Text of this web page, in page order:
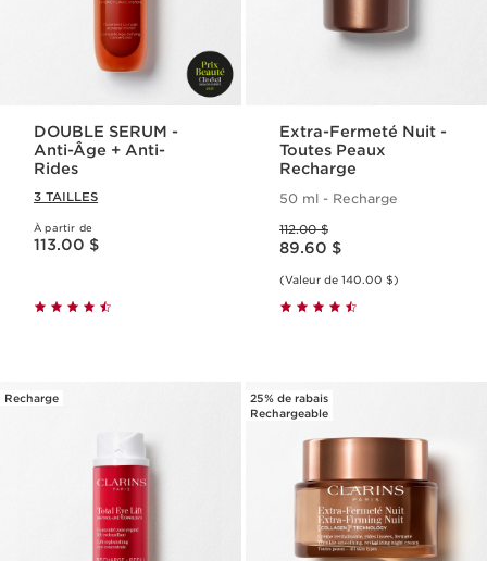
DOUBLE SERUM -
Anti-Âge + Anti-
Rides
3 TAILLES
À partir de
Nouveau prix 113.00 $
113.00 $
Extra-Fermeté Nuit -
Toutes Peaux
Recharge
50 ml - Recharge
112.00 $
Nouveau prix 89.60 $
89.60 $
(Valeur de 140.00 $)
Recharge
25% de rabais
Rechargeable